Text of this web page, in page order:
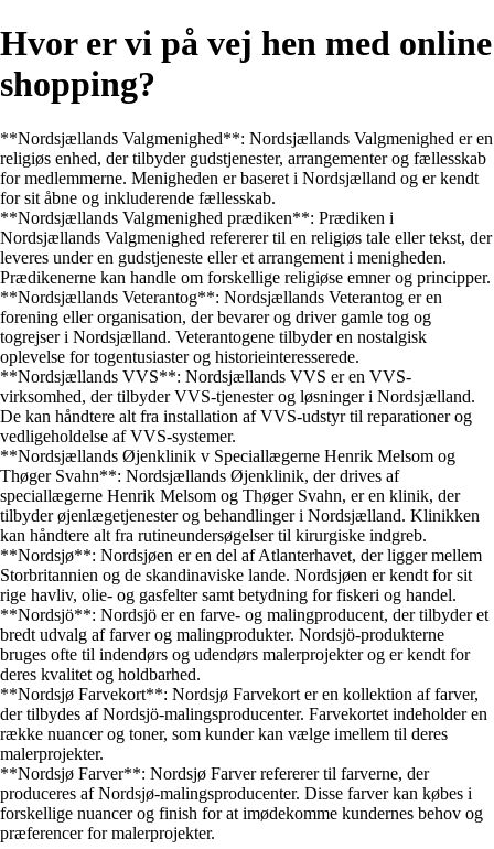
Hvor er vi på vej hen med online
shopping?
**Nordsjællands Valgmenighed**: Nordsjællands Valgmenighed er en
religiøs enhed, der tilbyder gudstjenester, arrangementer og fællesskab
for medlemmerne. Menigheden er baseret i Nordsjælland og er kendt
for sit åbne og inkluderende fællesskab.
**Nordsjællands Valgmenighed prædiken**: Prædiken i
Nordsjællands Valgmenighed refererer til en religiøs tale eller tekst, der
leveres under en gudstjeneste eller et arrangement i menigheden.
Prædikenerne kan handle om forskellige religiøse emner og principper.
**Nordsjællands Veterantog**: Nordsjællands Veterantog er en
forening eller organisation, der bevarer og driver gamle tog og
togrejser i Nordsjælland. Veterantogene tilbyder en nostalgisk
oplevelse for togentusiaster og historieinteresserede.
**Nordsjællands VVS**: Nordsjællands VVS er en VVS-
virksomhed, der tilbyder VVS-tjenester og løsninger i Nordsjælland.
De kan håndtere alt fra installation af VVS-udstyr til reparationer og
vedligeholdelse af VVS-systemer.
**Nordsjællands Øjenklinik v Speciallægerne Henrik Melsom og
Thøger Svahn**: Nordsjællands Øjenklinik, der drives af
speciallægerne Henrik Melsom og Thøger Svahn, er en klinik, der
tilbyder øjenlægetjenester og behandlinger i Nordsjælland. Klinikken
kan håndtere alt fra rutineundersøgelser til kirurgiske indgreb.
**Nordsjø**: Nordsjøen er en del af Atlanterhavet, der ligger mellem
Storbritannien og de skandinaviske lande. Nordsjøen er kendt for sit
rige havliv, olie- og gasfelter samt betydning for fiskeri og handel.
**Nordsjö**: Nordsjö er en farve- og malingproducent, der tilbyder et
bredt udvalg af farver og malingprodukter. Nordsjö-produkterne
bruges ofte til indendørs og udendørs malerprojekter og er kendt for
deres kvalitet og holdbarhed.
**Nordsjø Farvekort**: Nordsjø Farvekort er en kollektion af farver,
der tilbydes af Nordsjö-malingsproducenter. Farvekortet indeholder en
række nuancer og toner, som kunder kan vælge imellem til deres
malerprojekter.
**Nordsjø Farver**: Nordsjø Farver refererer til farverne, der
produceres af Nordsjø-malingsproducenter. Disse farver kan købes i
forskellige nuancer og finish for at imødekomme kundernes behov og
præferencer for malerprojekter.